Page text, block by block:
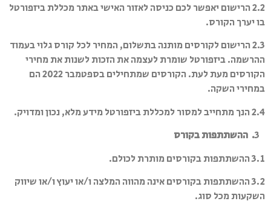
2.2 הרישום יאפשר לכם כניסה לאזור האישי באתר מכללת ביזפורטל
בו יערך הקורס.
2.3 הרישום לקורסים מותנה בתשלום, המחיר לכל קורס גלוי בעמוד
ההרשמה. ביזפורטל שומרת לעצמה את הזכות לשנות את מחירי
הקורסים מעת לעת. הקורסים שמתחילים בספטמבר 2022 הם
במחירי השקה.
2.4 הנך מתחייב למסור למכללת ביזפורטל מידע מלא, נכון ומדויק.
. ההשתתפות בקורס
3.1 ההשתתפות בקורסים מותרת לכולם.
3.2 ההשתתפות בקורסים אינה מהווה המלצה ו/או יעוץ ו/או שיווק
השקעות מכל סוג.